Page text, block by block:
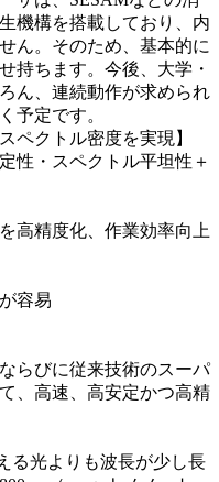
機構を搭載しており、内
ん。そのため、基本的に
持ちます。今後、大学・
ん、連続動作が求められ
予定です。
ペクトル密度を実現】
性・スペクトル平坦性＋
高精度化、作業効率向上
容易
らびに従来技術のスーパ
、高速、高安定かつ高精
光よりも波長が少し長